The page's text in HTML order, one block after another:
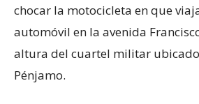
chocar la motocicleta en que
automóvil en la avenida
altura del cuartel militar
Pénjamo.